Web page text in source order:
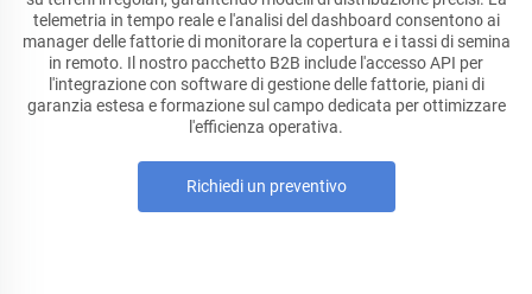
telemetria in tempo reale e l'analisi del dashboard consentono ai
manager delle fattorie di monitorare la copertura e i tassi di semina
in remoto. Il nostro pacchetto B2B include l'accesso API per
l'integrazione con software di gestione delle fattorie, piani di
garanzia estesa e formazione sul campo dedicata per ottimizzare
l'efficienza operativa.
Richiedi un preventivo